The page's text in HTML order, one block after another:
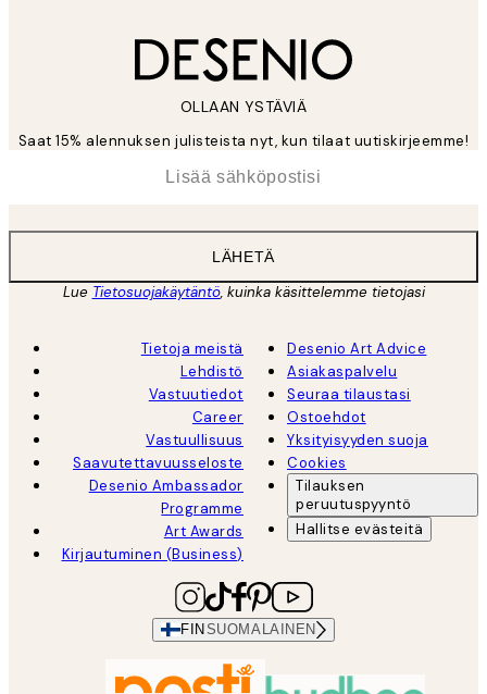
OLLAAN YSTÄVIÄ
Saat 15% alennuksen julisteista nyt, kun tilaat uutiskirjeemme!
LÄHETÄ
Lue Tietosuojakäytäntö, kuinka käsittelemme tietojasi
Tietoja meistä
Lehdistö
Vastuutiedot
Career
Vastuullisuus
Saavutettavuusseloste
Desenio Ambassador
Programme
Art Awards
Kirjautuminen (Business)
Desenio Art Advice
Asiakaspalvelu
Seuraa tilaustasi
Ostoehdot
Yksityisyyden suoja
Cookies
Tilauksen
peruutuspyyntö
Hallitse evästeitä
FIN SUOMALAINEN